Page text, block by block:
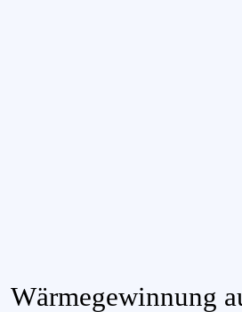
Wärmegewinnung